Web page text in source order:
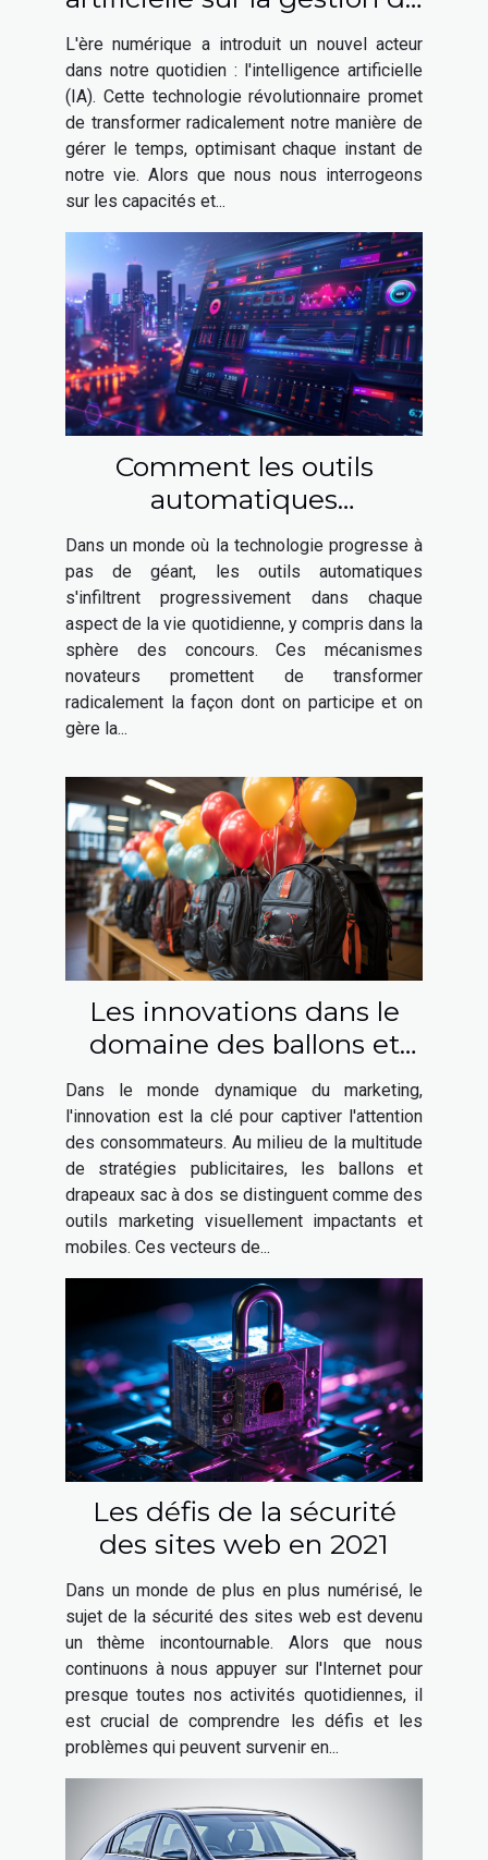
temps quotidien
L'ère numérique a introduit un nouvel acteur
dans notre quotidien : l'intelligence artificielle
(IA). Cette technologie révolutionnaire promet
de transformer radicalement notre manière de
gérer le temps, optimisant chaque instant de
notre vie. Alors que nous nous interrogeons
sur les capacités et...
Comment les outils
automatiques
révolutionnent la
participation aux concours
Dans un monde où la technologie progresse à
pas de géant, les outils automatiques
s'infiltrent progressivement dans chaque
aspect de la vie quotidienne, y compris dans la
sphère des concours. Ces mécanismes
novateurs promettent de transformer
radicalement la façon dont on participe et on
gère la...
Les innovations dans le
domaine des ballons et
drapeaux sac à dos pour le
marketing
Dans le monde dynamique du marketing,
l'innovation est la clé pour captiver l'attention
des consommateurs. Au milieu de la multitude
de stratégies publicitaires, les ballons et
drapeaux sac à dos se distinguent comme des
outils marketing visuellement impactants et
mobiles. Ces vecteurs de...
Les défis de la sécurité
des sites web en 2021
Dans un monde de plus en plus numérisé, le
sujet de la sécurité des sites web est devenu
un thème incontournable. Alors que nous
continuons à nous appuyer sur l'Internet pour
presque toutes nos activités quotidiennes, il
est crucial de comprendre les défis et les
problèmes qui peuvent survenir en...